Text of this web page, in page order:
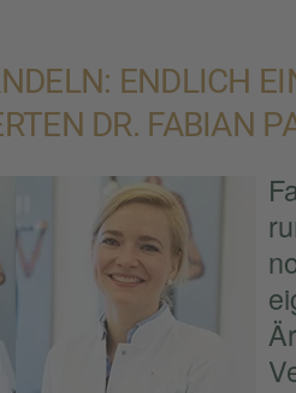
ENDLICH
DR. FABIAN